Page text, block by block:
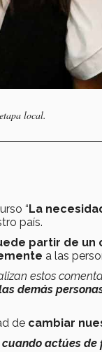
local.
“La
país.
partir de
a las
estos
demás
de cambiar
actúes de